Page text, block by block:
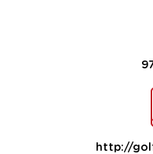
http://